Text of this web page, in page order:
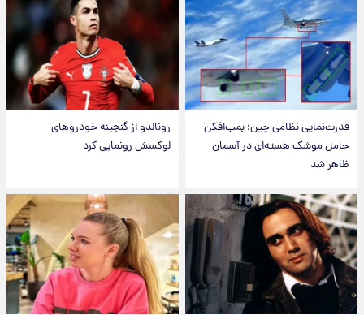
قدرت‌نمایی نظامی چین؛ بمب‌افکن
حامل موشک هسته‌ای در آسمان
ظاهر شد
رونالدو از گنجینه خودروهای
لوکسش رونمایی کرد